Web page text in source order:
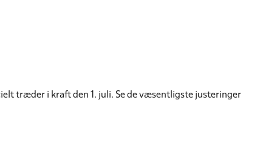
træder i kraft den 1. juli. Se de væsentligste justeringer